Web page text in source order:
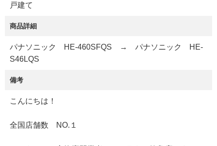
戸建て
商品詳細
パナソニック HE-460SFQS → パナソニック HE-
S46LQS
備考
こんにちは！
全国店舗数 NO.１